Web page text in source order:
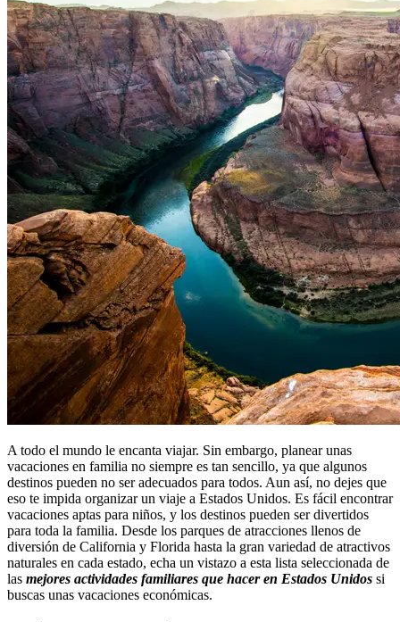
A todo el mundo le encanta viajar. Sin embargo, planear unas
vacaciones en familia no siempre es tan sencillo, ya que algunos
destinos pueden no ser adecuados para todos. Aun así, no dejes que
eso te impida organizar un viaje a Estados Unidos. Es fácil encontrar
vacaciones aptas para niños, y los destinos pueden ser divertidos
para toda la familia. Desde los parques de atracciones llenos de
diversión de California y Florida hasta la gran variedad de atractivos
naturales en cada estado, echa un vistazo a esta lista seleccionada de
las mejores actividades familiares que hacer en Estados Unidos si
buscas unas vacaciones económicas.